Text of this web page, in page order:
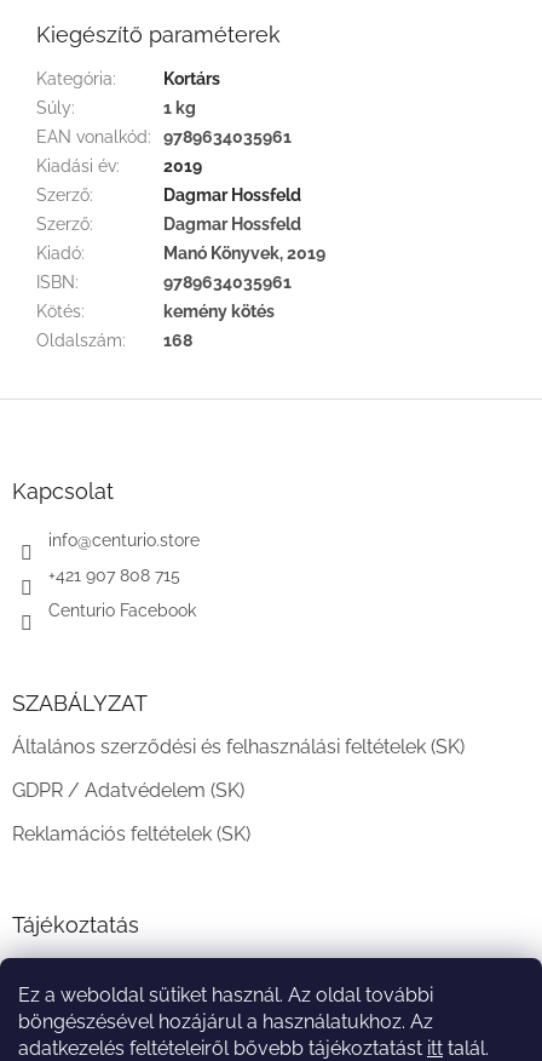
Ez a weboldal sütiket használ. Az oldal további
böngészésével hozájárul a használatukhoz. Az
adatkezelés feltételeiről bővebb tájékoztatást itt talál.
Kiegészítő paraméterek
Kategória:
Kortárs
Súly:
1 kg
EAN vonalkód:
9789634035961
Kiadási év:
2019
Szerző:
Dagmar Hossfeld
Szerző:
Dagmar Hossfeld
Kiadó:
Manó Könyvek, 2019
ISBN:
9789634035961
Kötés:
kemény kötés
Oldalszám: 168
Kapcsolat
info@centurio.store
+421 907 808 715
Centurio Facebook
SZABÁLYZAT
Általános szerződési és felhasználási feltételek (SK)
GDPR / Adatvédelem (SK)
Reklamációs feltételek (SK)
Tájékoztatás
A vásárlás menete